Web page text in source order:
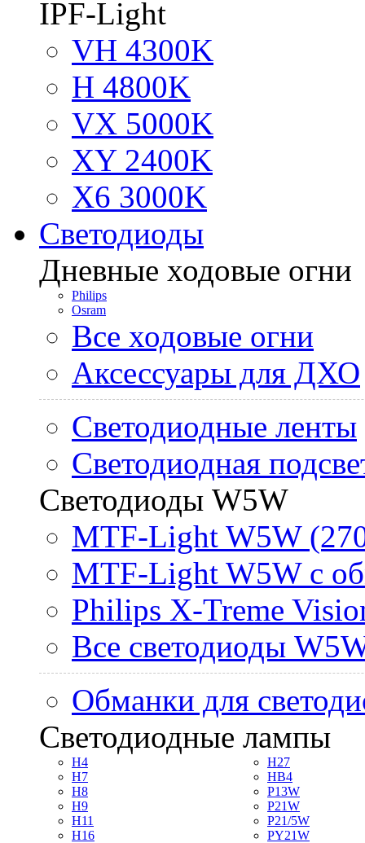
IPF-Light
VH 4300K
H 4800K
VX 5000K
XY 2400K
X6 3000K
Светодиоды
Дневные ходовые огни
Philips
Osram
Все ходовые огни
Аксессуары для ДХО
Светодиодные ленты
Светодиодная
Светодиоды W5W
MTF-Light W5W
MTF-Light W5W с
Philips X-Treme
Все светодиоды
Обманки для
Светодиодные лампы
H4
H7
H8
H9
H11
H16
H27
HB4
P13W
P21W
P21/5W
PY21W